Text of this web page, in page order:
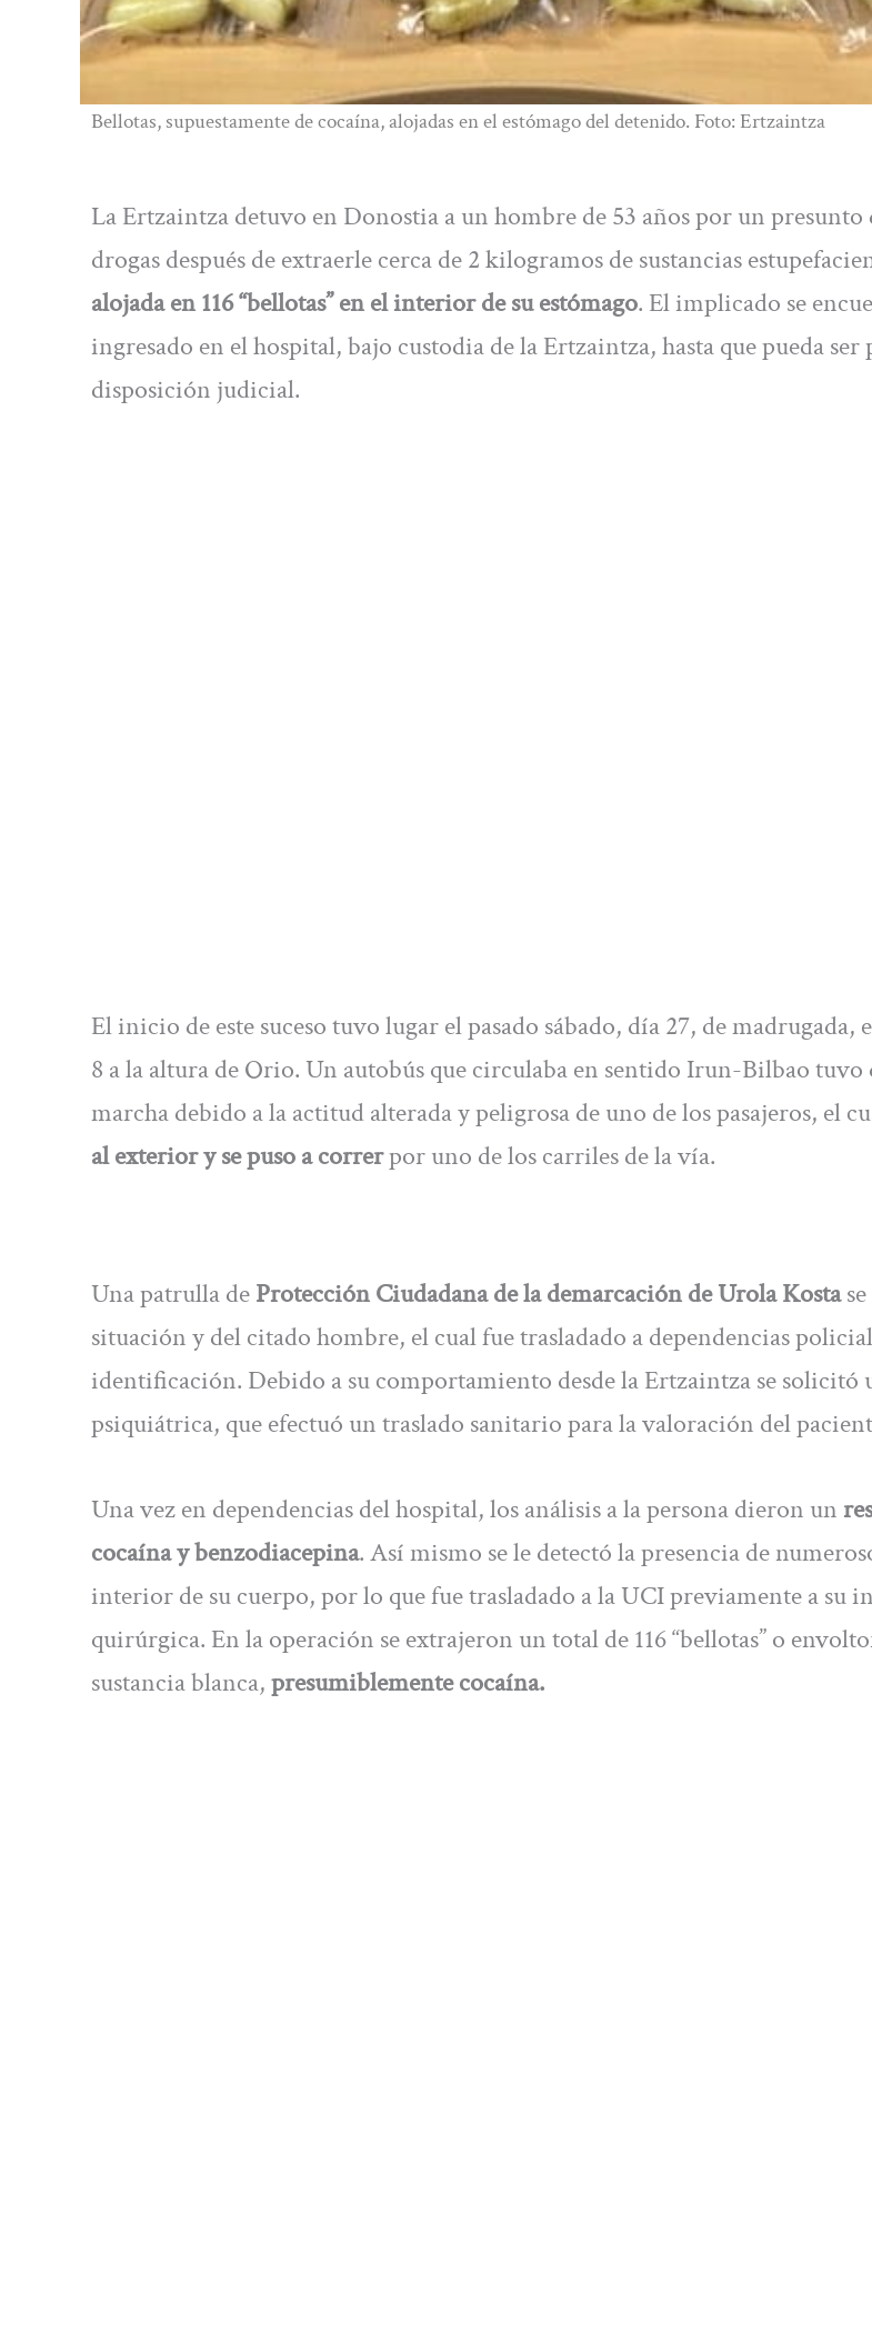
Bellotas, supuestamente de cocaína, alojadas en el estómago del detenido. Foto: Ertzaintza
La Ertzaintza detuvo en Donostia a un hombre de 53 años por un
drogas después de extraerle cerca de 2 kilogramos de sustancias
alojada en 116 “bellotas” en el interior de su estómago. El implicado se
ingresado en el hospital, bajo custodia de la Ertzaintza, hasta que pueda ser
disposición judicial.
El inicio de este suceso tuvo lugar el pasado sábado, día 27, de madrugada,
8 a la altura de Orio. Un autobús que circulaba en sentido Irun-Bilbao tuvo
marcha debido a la actitud alterada y peligrosa de uno de los pasajeros, el
al exterior y se puso a correrpor uno de los carriles de la vía.
Una patrulla deProtección Ciudadana de la demarcación de Urola Kostase
situación y del citado hombre, el cual fue trasladado a dependencias
identificación. Debido a su comportamiento desde la Ertzaintza se solicitó
psiquiátrica, que efectuó un traslado sanitario para la valoración del
Una vez en dependencias del hospital, los análisis a la persona dieron un
cocaína y benzodiacepina. Así mismo se le detectó la presencia de
interior de su cuerpo, por lo que fue trasladado a la UCI previamente a su
quirúrgica. En la operación se extrajeron un total de 116 “bellotas” o
sustancia blanca,presumiblemente cocaína.